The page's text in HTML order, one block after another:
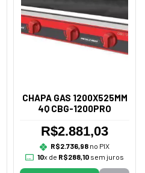
CHAPA GAS 1200X525MM
4Q CBG-1200PRO
R$2.881,03
R$2.736,98 no PIX
10x de R$288,10sem juros